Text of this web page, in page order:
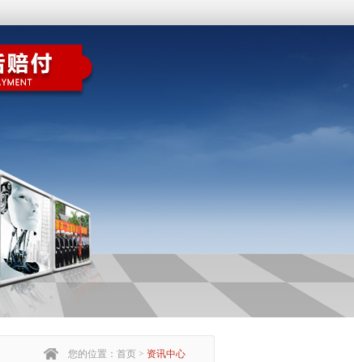
您的位置：首页 > 资讯中心